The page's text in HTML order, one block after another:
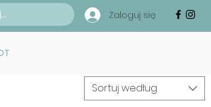
Zaloguj się
Sortuj według